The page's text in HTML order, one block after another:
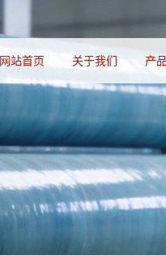
网站首页 关于我们 产